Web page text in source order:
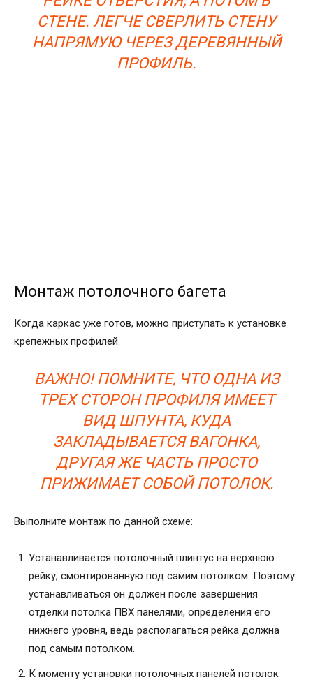
СТЕНЕ. ЛЕГЧЕ СВЕРЛИТЬ СТЕНУ
НАПРЯМУЮ ЧЕРЕЗ ДЕРЕВЯННЫЙ
ПРОФИЛЬ.
Монтаж потолочного багета
Когда каркас уже готов, можно приступать к установке
крепежных профилей.
ВАЖНО! ПОМНИТЕ, ЧТО ОДНА ИЗ
ТРЕХ СТОРОН ПРОФИЛЯ ИМЕЕТ
ВИД ШПУНТА, КУДА
ЗАКЛАДЫВАЕТСЯ ВАГОНКА,
ДРУГАЯ ЖЕ ЧАСТЬ ПРОСТО
ПРИЖИМАЕТ СОБОЙ ПОТОЛОК.
Выполните монтаж по данной схеме:
Устанавливается потолочный плинтус на верхнюю
рейку, смонтированную под самим потолком. Поэтому
устанавливаться он должен после завершения
отделки потолка ПВХ панелями, определения его
нижнего уровня, ведь располагаться рейка должна
под самым потолком.
К моменту установки потолочных панелей потолок